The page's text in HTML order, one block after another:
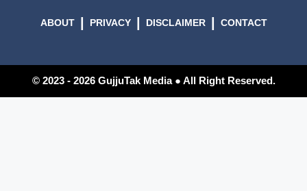
ABOUT PRIVACY DISCLAIMER CONTACT
© 2023 - 2026 GujjuTak Media ● All Right Reserved.